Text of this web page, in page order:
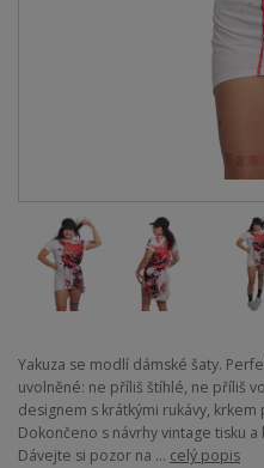
Yakuza se modlí dámské šaty.
uvolněné: ne příliš štíhlé, ne příliš
designem s krátkými rukávy,
Dokončeno s návrhy vintage tisku
Dávejte si pozor na ... celý popis